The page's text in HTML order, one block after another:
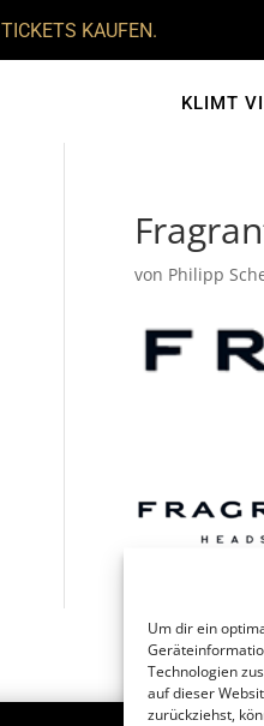
Um dir ein
Technologien
auf dieser
zurückziehst,
TICKETS KAUFEN.
KLIMT
von Philipp